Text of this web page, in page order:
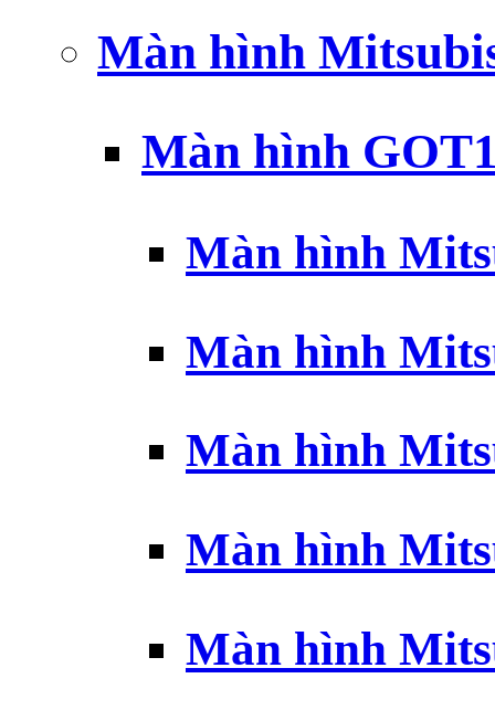
Màn hình
Màn hình
Màn hình
Màn hình
Màn hình
Màn hình
Màn hình